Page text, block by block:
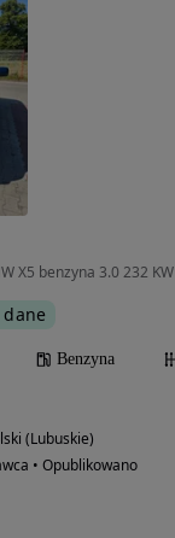
X5 benzyna 3.0 232 KW
Benzyna
(Lubuskie)
• Opublikowano